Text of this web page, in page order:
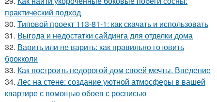
практический подход
30. Типовой проект 113-81-1: как скачать и использовать
31. Выгода и недостатки сайдинга для отделки дома
32. Варить или не варить: как правильно готовить
брокколи
33. Как построить недорогой дом своей мечты. Введение
34. Лес на стене: создание уютной атмосферы в вашей
квартире с помощью обоев с росписью